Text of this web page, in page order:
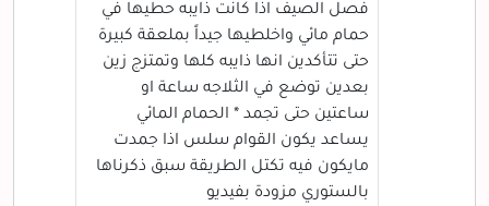
فصل الصيف اذا كانت ذايبه حطيها في
حمام مائي واخلطيها جيداً بملعقة كبيرة
حتى تتأكدين انها ذايبه كلها وتمتزج زين
بعدين توضع في الثلاجه ساعة او
ساعتين حتى تجمد * الحمام المائي
يساعد يكون القوام سلس اذا جمدت
مايكون فيه تكتل الطريقة سبق ذكرناها
بالستوري مزودة بفيديو